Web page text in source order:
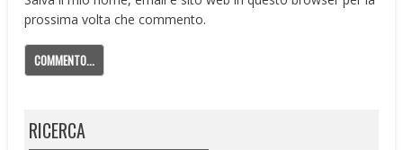
prossima volta che commento.
RICERCA